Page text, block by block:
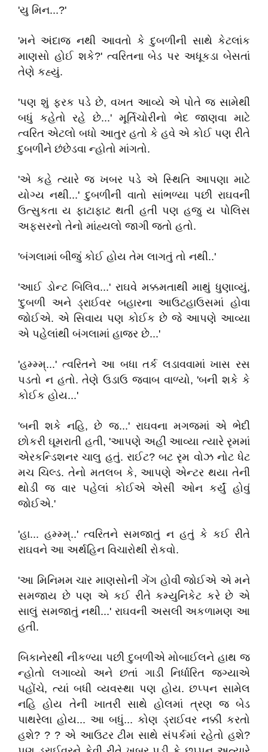
'યુ મિન...?'
'મને અંદાજ નથી આવતો કે દુબળીની સાથે કેટલાંક
માણસો હોઈ શકે?' ત્વરિતના બેડ પર અધૂકડા બેસતાં
તેણે કહ્યું.
'પણ શું ફરક પડે છે, વખત આવ્યે એ પોતે જ સામેથી
બધું કહેતો રહે છે...' મૂર્તિચોરીનો ભેદ જાણવા માટે
ત્વરિત એટલો બધો આતુર હતો કે હવે એ કોઈ પણ રીતે
દુબળીને છંછેડવા ન્હોતો માંગતો.
'એ કહે ત્યારે જ ખબર પડે એ સ્થિતિ આપણા માટે
યોગ્ય નથી...' દુબળીની વાતો સાંભળ્યા પછી રાઘવની
ઉત્સુકતા ય ફાટાફાટ થતી હતી પણ હજુ ય પોલિસ
અફસરનો તેનો માંહ્યલો જાગી જતો હતો.
'બંગલામાં બીજું કોઈ હોય તેમ લાગતું તો નથી..'
'આઈ ડોન્ટ બિલિવ...' રાઘવે મક્કમતાથી માથું ધુણાવ્યું,
'દુબળી અને ડ્રાઈવર બહારના આઉટહાઉસમાં હોવા
જોઈએ. એ સિવાય પણ કોઈક છે જે આપણે આવ્યા
એ પહેલાંથી બંગલામાં હાજર છે...'
'હમ્મ્મ્...' ત્વરિતને આ બધા તર્ક લડાવવામાં ખાસ રસ
પડતો ન હતો. તેણે ઉડાઉ જવાબ વાળ્યો, 'બની શકે કે
કોઈક હોય...'
'બની શકે નહિ, છે જ...' રાઘવના મગજમાં એ ભેદી
છોકરી ઘૂમરાતી હતી, 'આપણે અહીં આવ્યા ત્યારે રૃમમાં
એરકન્ડિશનર ચાલુ હતું. રાઈટ? બટ રૃમ વોઝ નોટ ધેટ
મચ ચિલ્ડ. તેનો મતલબ કે, આપણે એન્ટર થયા તેની
થોડી જ વાર પહેલાં કોઈએ એસી ઓન કર્યું હોવું
જોઈએ.'
'હા... હમ્મ્મ્..' ત્વરિતને સમજાતું ન હતું કે કઈ રીતે
રાઘવને આ અર્થહિન વિચારોથી રોકવો.
'આ મિનિમમ ચાર માણસોની ગેંગ હોવી જોઈએ એ મને
સમજાય છે પણ એ કઈ રીતે કમ્યુનિકેટ કરે છે એ
સાલું સમજાતું નથી...' રાઘવની અસલી અકળામણ આ
હતી.
બિકાનેરથી નીકળ્યા પછી દુબળીએ મોબાઈલને હાથ જ
ન્હોતો લગાવ્યો અને છતાં ગાડી નિર્ધારિત જગ્યાએ
પહોંચે, ત્યાં બધી વ્યવસ્થા પણ હોય. છપ્પન સામેલ
નહિ હોય તેની ખાતરી સાથે હોલમાં ત્રણ જ બેડ
પાથરેલા હોય... આ બધું... કોણ ડ્રાઈવર નક્કી કરતો
હશે? ? ? એ આઉટર ટીમ સાથે સંપર્કમાં રહેતો હશે?